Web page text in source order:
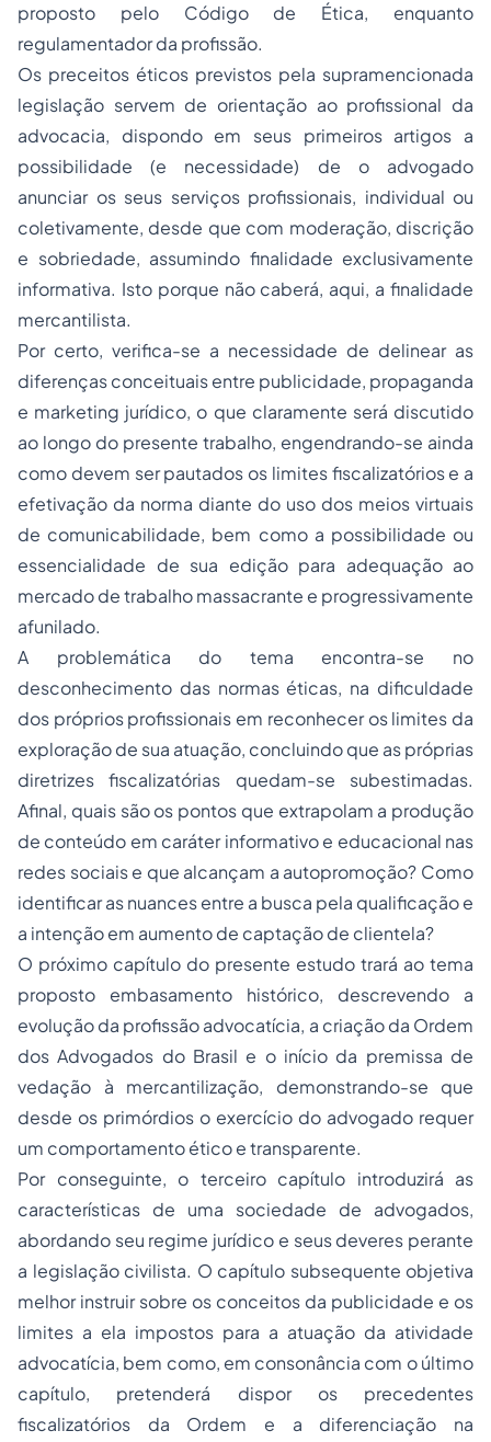
proposto pelo Código de Ética, enquanto
regulamentador da profissão.
Os preceitos éticos previstos pela supramencionada
legislação servem de orientação ao profissional da
advocacia, dispondo em seus primeiros artigos a
possibilidade (e necessidade) de o advogado
anunciar os seus serviços profissionais, individual ou
coletivamente, desde que com moderação, discrição
e sobriedade, assumindo finalidade exclusivamente
informativa. Isto porque não caberá, aqui, a finalidade
mercantilista.
Por certo, verifica-se a necessidade de delinear as
diferenças conceituais entre publicidade, propaganda
e marketing jurídico, o que claramente será discutido
ao longo do presente trabalho, engendrando-se ainda
como devem ser pautados os limites fiscalizatórios e a
efetivação da norma diante do uso dos meios virtuais
de comunicabilidade, bem como a possibilidade ou
essencialidade de sua edição para adequação ao
mercado de trabalho massacrante e progressivamente
afunilado.
A problemática do tema encontra-se no
desconhecimento das normas éticas, na dificuldade
dos próprios profissionais em reconhecer os limites da
exploração de sua atuação, concluindo que as próprias
diretrizes fiscalizatórias quedam-se subestimadas.
Afinal, quais são os pontos que extrapolam a produção
de conteúdo em caráter informativo e educacional nas
redes sociais e que alcançam a autopromoção? Como
identificar as nuances entre a busca pela qualificação e
a intenção em aumento de captação de clientela?
O próximo capítulo do presente estudo trará ao tema
proposto embasamento histórico, descrevendo a
evolução da profissão advocatícia, a criação da Ordem
dos Advogados do Brasil e o início da premissa de
vedação à mercantilização, demonstrando-se que
desde os primórdios o exercício do advogado requer
um comportamento ético e transparente.
Por conseguinte, o terceiro capítulo introduzirá as
características de uma sociedade de advogados,
abordando seu regime jurídico e seus deveres perante
a legislação civilista. O capítulo subsequente objetiva
melhor instruir sobre os conceitos da publicidade e os
limites a ela impostos para a atuação da atividade
advocatícia, bem como, em consonância com o último
capítulo, pretenderá dispor os precedentes
fiscalizatórios da Ordem e a diferenciação na